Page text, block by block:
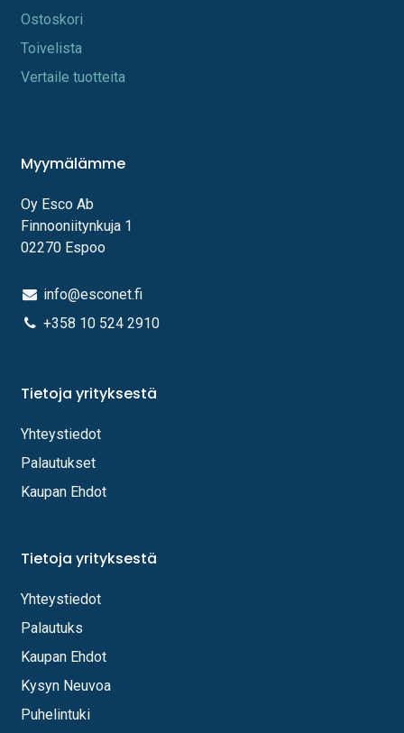
Os​toskori
Toi​velista
Vertaile tuotteita
Myymälämme
Oy Esco Ab
Finnooniitynkuja 1
02270 Espoo
info@esconet.fi
+358 10 524 2910
Tietoja yrityksestä
Yhteystiedot
Palautukset
Kaupan Ehdot
Tietoja yrityksestä
Yhteystiedot
Palautuks
Kaupan Ehdot
Kysyn Neuvoa
Puhelintuki